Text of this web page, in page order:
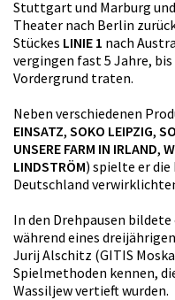
Stuttgart und Marburg
Theater nach Berlin
Stückes LINIE 1 nach
vergingen fast 5 Jahre,
Vordergrund traten.
Neben verschiedenen
EINSATZ, SOKO LEIPZIG,
UNSERE FARM IN IRLAND,
LINDSTRÖM) spielte er
Deutschland
In den Drehpausen
während eines
Jurij Alschitz (GITIS
Spielmethoden kennen,
Wassiljew vertieft wurden.